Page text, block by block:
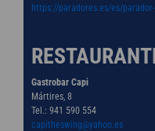
https://paradores.es/es/
Gastrobar Capi
Mártires, 8
Tel.: 941 590 554
capitheswing@yahoo.es